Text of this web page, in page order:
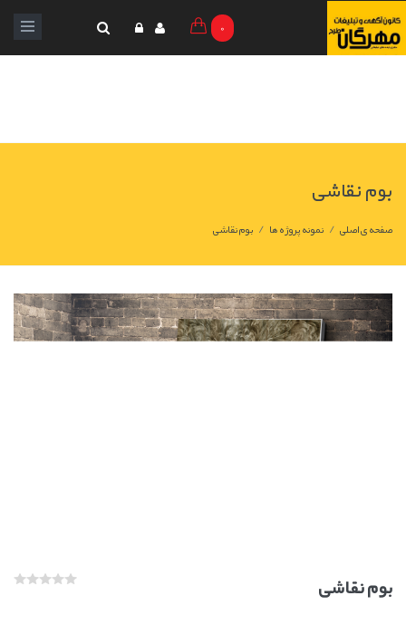
0
بوم نقاشی
صفحه ی اصلی / نمونه پروژه ها / بوم نقاشی
بوم نقاشی